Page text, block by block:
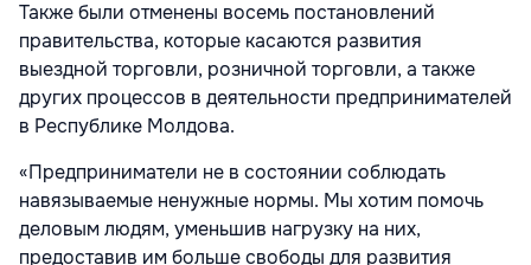
Также были отменены восемь постановлений
правительства, которые касаются развития
выездной торговли, розничной торговли, а также
других процессов в деятельности предпринимателей
в Республике Молдова.
«Предприниматели не в состоянии соблюдать
навязываемые ненужные нормы. Мы хотим помочь
деловым людям, уменьшив нагрузку на них,
предоставив им больше свободы для развития